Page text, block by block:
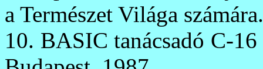
a Természet Világa
10. BASIC tanácsadó C-